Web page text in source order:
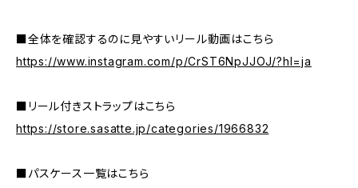
■全体を確認するのに見やすいリール動画はこちら
https://www.instagram.com/p/CrST6NpJJOJ/?hl=ja
■リール付きストラップはこちら
https://store.sasatte.jp/categories/1966832
■パスケース一覧はこちら